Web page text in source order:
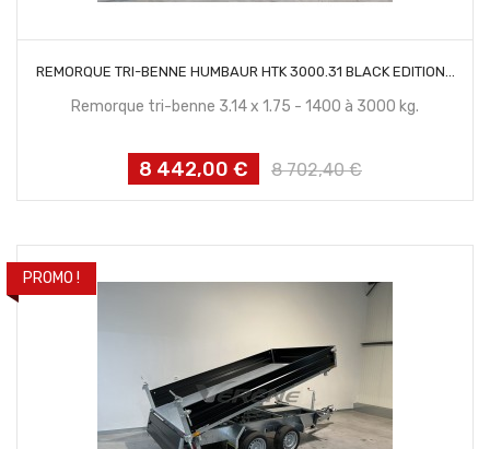
REMORQUE TRI-BENNE HUMBAUR HTK 3000.31 BLACK EDITION...
Remorque tri-benne 3.14 x 1.75 - 1400 à 3000 kg.
Prix
8 442,00 €
Prix
8 702,40 €
PROMO !